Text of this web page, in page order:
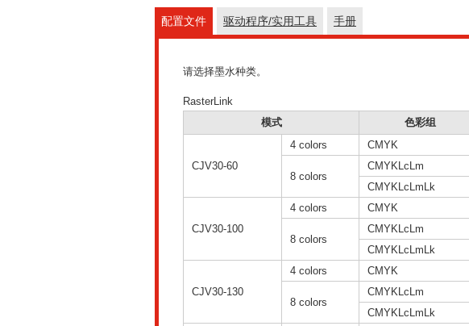
配置文件 驱动程序/实用工具 手册
请选择墨水种类。
RasterLink
模式
色彩组
CJV30-60
4 colors CMYK
8 colors
CMYKLcLm
CMYKLcLmLk
CJV30-100
4 colors CMYK
8 colors
CMYKLcLm
CMYKLcLmLk
CJV30-130
4 colors CMYK
8 colors
CMYKLcLm
CMYKLcLmLk